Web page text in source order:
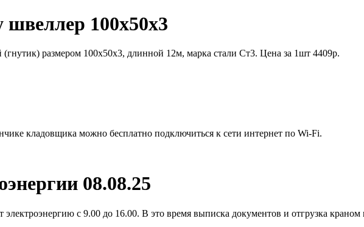
100х50х3
размером 100х50х3, длинной 12м, марка стали Ст3. Цена за 1шт 4409р.
кладовщика можно бесплатно подключиться к сети интернет по Wi-Fi.
08.08.25
с 9.00 до 16.00. В это время выписка документов и отгрузка краном